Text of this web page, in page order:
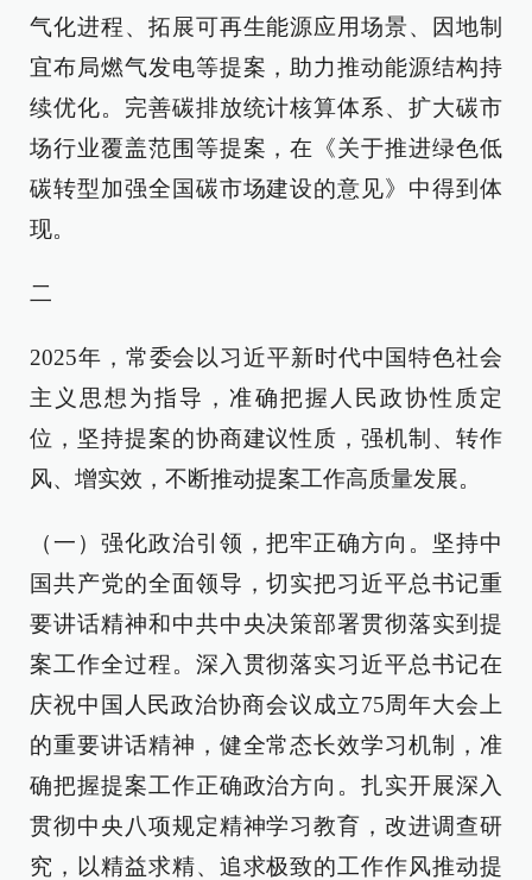
气化进程、拓展可再生能源应用场景、因地制
宜布局燃气发电等提案，助力推动能源结构持
续优化。完善碳排放统计核算体系、扩大碳市
场行业覆盖范围等提案，在《关于推进绿色低
碳转型加强全国碳市场建设的意见》中得到体
现。
二
2025年，常委会以习近平新时代中国特色社会
主义思想为指导，准确把握人民政协性质定
位，坚持提案的协商建议性质，强机制、转作
风、增实效，不断推动提案工作高质量发展。
（一）强化政治引领，把牢正确方向。坚持中
国共产党的全面领导，切实把习近平总书记重
要讲话精神和中共中央决策部署贯彻落实到提
案工作全过程。深入贯彻落实习近平总书记在
庆祝中国人民政治协商会议成立75周年大会上
的重要讲话精神，健全常态长效学习机制，准
确把握提案工作正确政治方向。扎实开展深入
贯彻中央八项规定精神学习教育，改进调查研
究，以精益求精、追求极致的工作作风推动提